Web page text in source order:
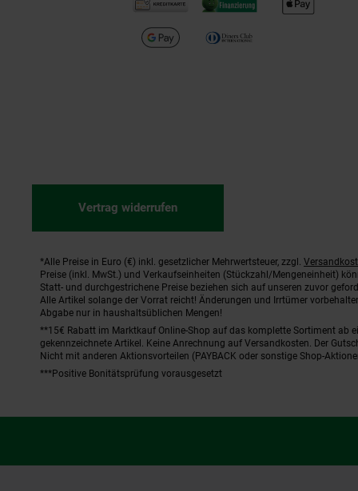
Vertrag widerrufen
Fußnoten
*Alle Preise in Euro (€) inkl. gesetzlicher Mehrwertsteuer, zzgl.
Preise (inkl. MwSt.) und Verkaufseinheiten (Stückzahl/Mengeneinheit)
Statt- und durchgestrichene Preise beziehen sich auf unseren zuvor
Alle Artikel solange der Vorrat reicht! Änderungen und Irrtümer
Abgabe nur in haushaltsüblichen Mengen!
**15€ Rabatt im Marktkauf Online-Shop auf das komplette Sortiment ab
gekennzeichnete Artikel. Keine Anrechnung auf Versandkosten. Der
Nicht mit anderen Aktionsvorteilen (PAYBACK oder sonstige Shop-
***Positive Bonitätsprüfung vorausgesetzt